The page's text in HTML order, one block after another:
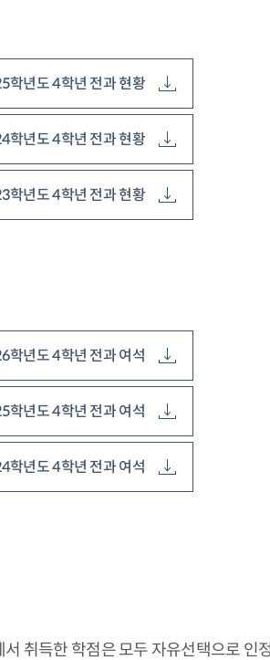
학년도 4학년 전과 현황
학년도 4학년 전과 현황
학년도 4학년 전과 현황
학년도 4학년 전과 여석
학년도 4학년 전과 여석
학년도 4학년 전과 여석
취득한 학점은 모두 자유선택으로 인